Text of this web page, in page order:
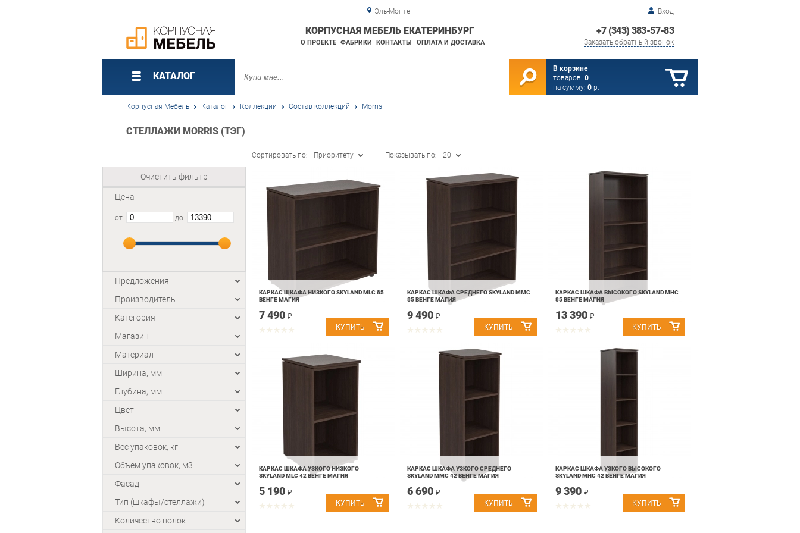
Эль-Монте Вход
+7 (343) 383-57-83
Заказать обратный звонок
КОРПУСНАЯ МЕБЕЛЬ ЕКАТЕРИНБУРГ
О ПРОЕКТЕ ФАБРИКИ КОНТАКТЫ ОПЛАТА И ДОСТАВКА
КАТАЛОГ
В корзине
товаров: 0
на сумму: 0 р.
Корпусная Мебель Каталог Коллекции Состав коллекций Morris
СТЕЛЛАЖИ MORRIS (ТЭГ)
Очистить фильтр
Цена
от: до:
Предложения
Производитель
Категория
Магазин
Материал
Ширина, мм
Глубина, мм
Цвет
Высота, мм
Вес упаковок, кг
Объем упаковок, м3
Фасад
Тип (шкафы/стеллажи)
Количество полок
Сортировать по: Приоритету Показывать по: 20
КАРКАС ШКАФА НИЗКОГО SKYLAND MLC 85
ВЕНГЕ МАГИЯ
7 490 ₽
КАРКАС ШКАФА СРЕДНЕГО SKYLAND MMC
85 ВЕНГЕ МАГИЯ
9 490 ₽
КАРКАС ШКАФА ВЫСОКОГО SKYLAND MHC
85 ВЕНГЕ МАГИЯ
13 390 ₽
КАРКАС ШКАФА УЗКОГО НИЗКОГО
SKYLAND MLC 42 ВЕНГЕ МАГИЯ
5 190 ₽
КАРКАС ШКАФА УЗКОГО СРЕДНЕГО
SKYLAND MMC 42 ВЕНГЕ МАГИЯ
6 690 ₽
КАРКАС ШКАФА УЗКОГО ВЫСОКОГО
SKYLAND MHC 42 ВЕНГЕ МАГИЯ
9 390 ₽